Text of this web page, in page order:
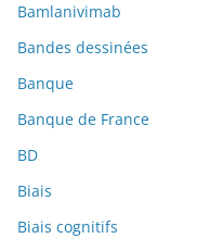
Bamlanivimab
Bandes dessinées
Banque
Banque de France
BD
Biais
Biais cognitifs